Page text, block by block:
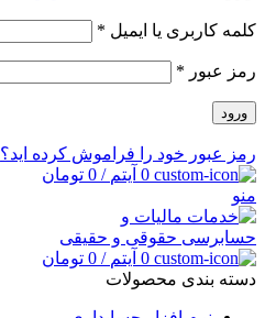
کلمه کاربری یا ایمیل *
رمز عبور *
ورود
رمز عبور خود را فراموش کرده اید؟
0 آیتم /
0 تومان
منو
0 آیتم /
0 تومان
دسته بندی محصولات